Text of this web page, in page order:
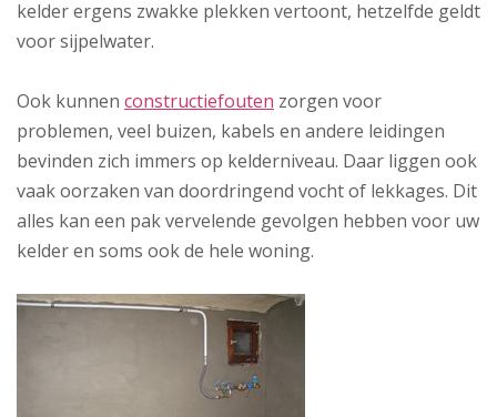
kelder ergens zwakke plekken vertoont, hetzelfde geldt
voor sijpelwater.
Ook kunnen constructiefouten zorgen voor
problemen, veel buizen, kabels en andere leidingen
bevinden zich immers op kelderniveau. Daar liggen ook
vaak oorzaken van doordringend vocht of lekkages. Dit
alles kan een pak vervelende gevolgen hebben voor uw
kelder en soms ook de hele woning.